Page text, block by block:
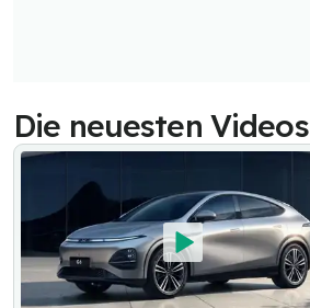
Die neuesten Videos